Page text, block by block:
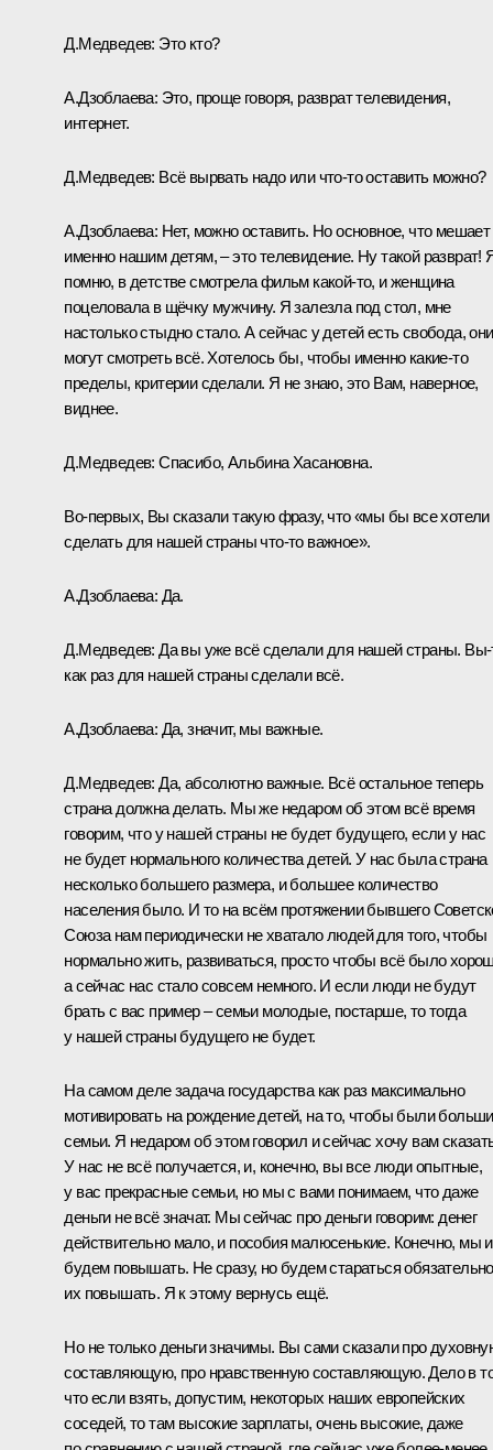
Д.Медведев: Это кто?
А.Дзоблаева: Это, проще говоря, разврат телевидения,
интернет.
Д.Медведев: Всё вырвать надо или что‑то оставить можно?
А.Дзоблаева: Нет, можно оставить. Но основное, что мешает
именно нашим детям, – это телевидение. Ну такой разврат!
помню, в детстве смотрела фильм какой‑то, и женщина
поцеловала в щёчку мужчину. Я залезла под стол, мне
настолько стыдно стало. А сейчас у детей есть свобода, они
могут смотреть всё. Хотелось бы, чтобы именно какие‑то
пределы, критерии сделали. Я не знаю, это Вам, наверное,
виднее.
Д.Медведев: Спасибо, Альбина Хасановна.
Во‑первых, Вы сказали такую фразу, что «мы бы все хотели
сделать для нашей страны что‑то важное».
А.Дзоблаева: Да.
Д.Медведев: Да вы уже всё сделали для нашей страны.
как раз для нашей страны сделали всё.
А.Дзоблаева: Да, значит, мы важные.
Д.Медведев: Да, абсолютно важные. Всё остальное теперь
страна должна делать. Мы же недаром об этом всё время
говорим, что у нашей страны не будет будущего, если у нас
не будет нормального количества детей. У нас была страна
несколько большего размера, и большее количество
населения было. И то на всём протяжении бывшего
Союза нам периодически не хватало людей для того, чтобы
нормально жить, развиваться, просто чтобы всё было
а сейчас нас стало совсем немного. И если люди не будут
брать с вас пример – семьи молодые, постарше, то тогда
у нашей страны будущего не будет.
На самом деле задача государства как раз максимально
мотивировать на рождение детей, на то, чтобы были
семьи. Я недаром об этом говорил и сейчас хочу вам
У нас не всё получается, и, конечно, вы все люди опытные,
у вас прекрасные семьи, но мы с вами понимаем, что даже
деньги не всё значат. Мы сейчас про деньги говорим: денег
действительно мало, и пособия малюсенькие. Конечно, мы
будем повышать. Не сразу, но будем стараться обязательно
их повышать. Я к этому вернусь ещё.
Но не только деньги значимы. Вы сами сказали про
составляющую, про нравственную составляющую. Дело в
что если взять, допустим, некоторых наших европейских
соседей, то там высокие зарплаты, очень высокие, даже